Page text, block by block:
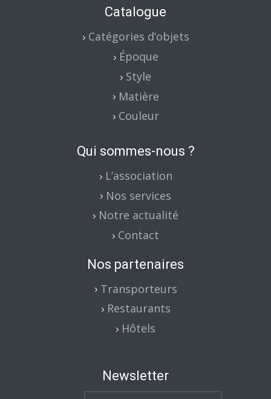
Catalogue
Catégories d’objets
Époque
Style
Matière
Couleur
Qui sommes-nous ?
L’association
Nos services
Notre actualité
Contact
Nos partenaires
Transporteurs
Restaurants
Hôtels
Newsletter